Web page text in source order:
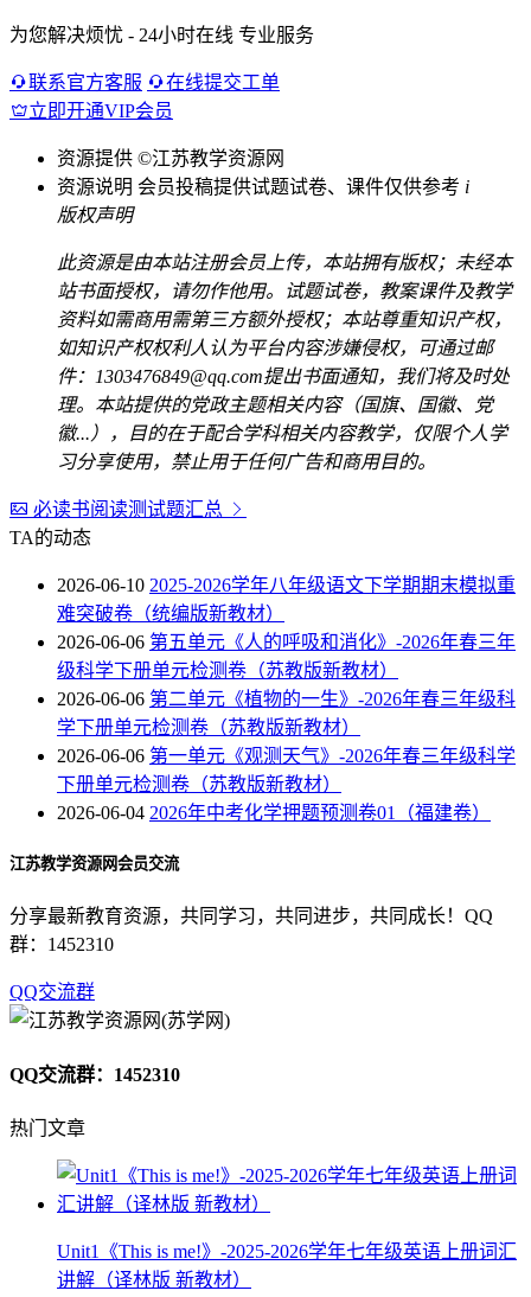
为您解决烦忧 - 24小时在线 专业服务
联系官方客服
在线提交工单
立即开通VIP会员
资源提供 ©江苏教学资源网
资源说明 会员投稿提供试题试卷、课件仅供参考 i
版权声明
此资源是由本站注册会员上传，本站拥有版权；未经本
站书面授权，请勿作他用。试题试卷，教案课件及教学
资料如需商用需第三方额外授权；本站尊重知识产权，
如知识产权权利人认为平台内容涉嫌侵权，可通过邮
件：1303476849@qq.com提出书面通知，我们将及时处
理。本站提供的党政主题相关内容（国旗、国徽、党
徽...），目的在于配合学科相关内容教学，仅限个人学
习分享使用，禁止用于任何广告和商用目的。
必读书阅读测试题汇总
TA的动态
2026-06-10 2025-2026学年八年级语文下学期期末模拟重
难突破卷（统编版新教材）
2026-06-06 第五单元《人的呼吸和消化》-2026年春三年
级科学下册单元检测卷（苏教版新教材）
2026-06-06 第二单元《植物的一生》-2026年春三年级科
学下册单元检测卷（苏教版新教材）
2026-06-06 第一单元《观测天气》-2026年春三年级科学
下册单元检测卷（苏教版新教材）
2026-06-04 2026年中考化学押题预测卷01（福建卷）
江苏教学资源网会员交流
分享最新教育资源，共同学习，共同进步，共同成长！QQ
群：1452310
QQ交流群
QQ交流群：1452310
热门文章
Unit1《This is me!》-2025-2026学年七年级英语上册词汇
讲解（译林版 新教材）